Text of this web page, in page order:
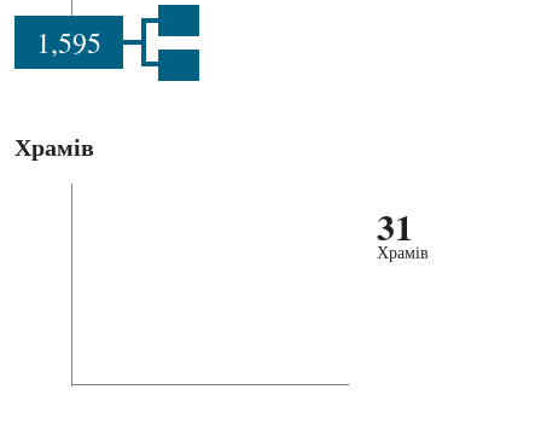
1,595
Храмів
31
Храмів